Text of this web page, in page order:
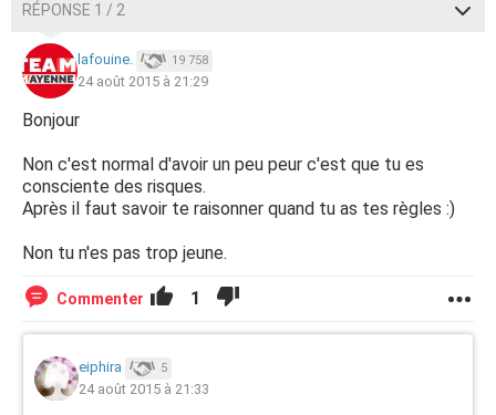
RÉPONSE 1 / 2
lafouine. 19 758
24 août 2015 à 21:29
Bonjour
Non c'est normal d'avoir un peu peur c'est que tu es
consciente des risques.
Après il faut savoir te raisonner quand tu as tes règles :)
Non tu n'es pas trop jeune.
Commenter 1
eiphira 5
24 août 2015 à 21:33